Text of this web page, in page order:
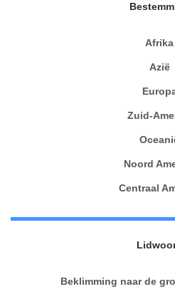
Afrika
Azië
Zuid-
Noord
Centraal
Beklimming naar de